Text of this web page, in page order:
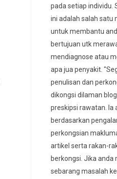
pada setiap individu.
ini adalah salah
untuk membantu
bertujuan utk
mendiagnose atau
apa jua penyakit.
penulisan dan
dikongsi dilaman
preskipsi rawatan. Ia
berdasarkan
perkongsian
artikel serta rakan-
berkongsi. Jika anda
sebarang masalah